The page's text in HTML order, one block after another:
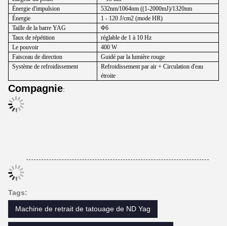
Énergie d'impulsion
532nm/1064nm ((1-2000mJ)/1320nm
Énergie
1 - 120 J/cm2 (mode HR)
Taille de la barre YAG
Φ6
Taux de répétition
réglable de 1 à 10 Hz
Le pouvoir
400 W
Faisceau de direction
Guidé par la lumière rouge
Système de refroidissement
Refroidissement par air + Circulation d'eau
étroite
Compagnie:
Tags:
Machine de retrait de tatouage de ND Yag